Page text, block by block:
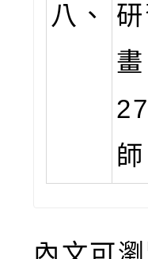
八、
師